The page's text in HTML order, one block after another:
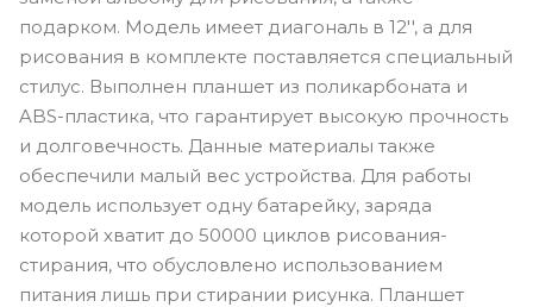
подарком. Модель имеет диагональ в 12'', а для
рисования в комплекте поставляется специальный
стилус. Выполнен планшет из поликарбоната и
ABS-пластика, что гарантирует высокую прочность
и долговечность. Данные материалы также
обеспечили малый вес устройства. Для работы
модель использует одну батарейку, заряда
которой хватит до 50000 циклов рисования-
стирания, что обусловлено использованием
питания лишь при стирании рисунка. Планшет